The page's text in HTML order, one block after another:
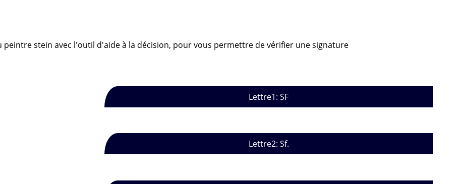
stein avec l'outil d'aide à la décision, pour vous permettre de vérifier une signature
Lettre1: SF
Lettre2: Sf.